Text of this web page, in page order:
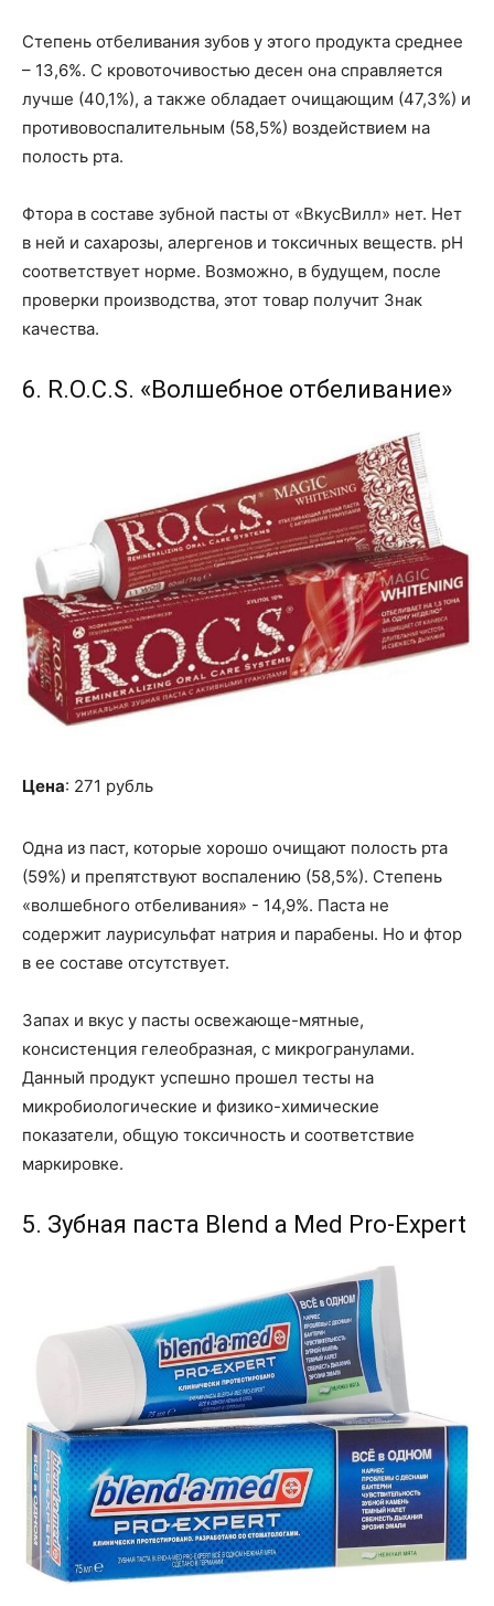
Степень отбеливания зубов у этого продукта среднее
– 13,6%. С кровоточивостью десен она справляется
лучше (40,1%), а также обладает очищающим (47,3%) и
противовоспалительным (58,5%) воздействием на
полость рта.
Фтора в составе зубной пасты от «ВкусВилл» нет. Нет
в ней и сахарозы, алергенов и токсичных веществ. pH
соответствует норме. Возможно, в будущем, после
проверки производства, этот товар получит Знак
качества.
6. R.O.C.S. «Волшебное отбеливание»
Цена: 271 рубль
Одна из паст, которые хорошо очищают полость рта
(59%) и препятствуют воспалению (58,5%). Степень
«волшебного отбеливания» - 14,9%. Паста не
содержит лаурисульфат натрия и парабены. Но и фтор
в ее составе отсутствует.
Запах и вкус у пасты освежающе-мятные,
консистенция гелеобразная, с микрогранулами.
Данный продукт успешно прошел тесты на
микробиологические и физико-химические
показатели, общую токсичность и соответствие
маркировке.
5. Зубная паста Blend a Med Pro-Expert